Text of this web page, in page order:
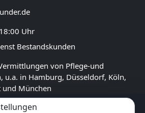
Uhr
Bestandskunden
von Pflege-und
u.a. in Hamburg, Düsseldorf, Köln,
München